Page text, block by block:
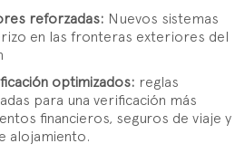
reforzadas: Nuevos sistemas
en las fronteras exteriores del
optimizados: reglas
para una verificación más
financieros, seguros de viaje y
alojamiento.